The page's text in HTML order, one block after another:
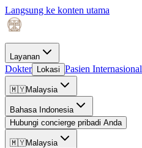
Langsung ke konten utama
Layanan
Dokter Lokasi Pasien Internasional
🇲🇾Malaysia
Bahasa Indonesia
Hubungi concierge pribadi Anda
🇲🇾Malaysia